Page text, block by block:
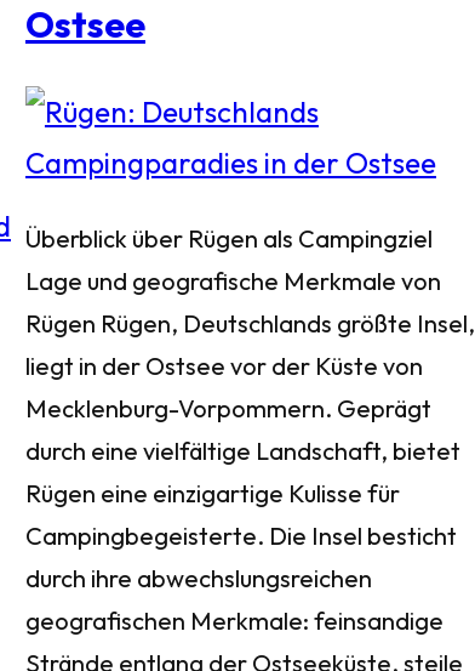
Ostsee
Überblick über Rügen als Campingziel
Lage und geografische Merkmale von
Rügen Rügen, Deutschlands größte Insel,
liegt in der Ostsee vor der Küste von
Mecklenburg-Vorpommern. Geprägt
durch eine vielfältige Landschaft, bietet
Rügen eine einzigartige Kulisse für
Campingbegeisterte. Die Insel besticht
durch ihre abwechslungsreichen
geografischen Merkmale: feinsandige
Strände entlang der Ostseeküste, steile